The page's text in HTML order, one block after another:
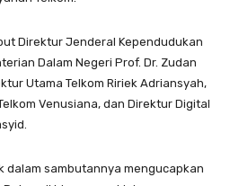
Direktur Jenderal Kependudukan
Dalam Negeri Prof. Dr. Zudan
Utama Telkom Ririek Adriansyah,
Venusiana, dan Direktur Digital
dalam sambutannya mengucapkan